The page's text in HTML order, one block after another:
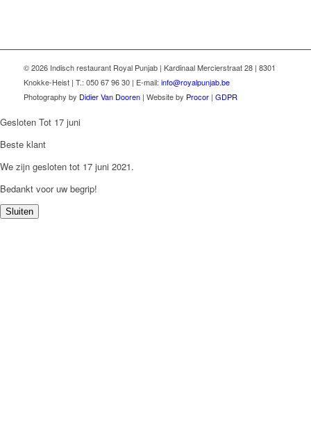
© 2026 Indisch restaurant Royal Punjab | Kardinaal Mercierstraat 28 | 8301
Knokke-Heist | T.: 050 67 96 30 | E-mail: info@royalpunjab.be
Photography by Didier Van Dooren| Website by Procor| GDPR
Gesloten Tot 17 juni
Beste klant
We zijn gesloten tot 17 juni 2021.
Bedankt voor uw begrip!
Sluiten